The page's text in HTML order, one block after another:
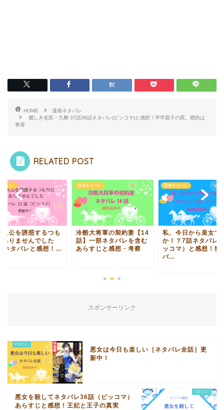
HOME
漫画ネタバレ
麗しき名医・九卿 37話38話ネタバレ(ピッコマ)と感想！芊芊親子の罠。標的は
青蓉
RELATED POST
タバレ
人公を誘惑するつも
ありませんでした
ネタバレと感想！...
漫画ネタバレ
冷酷大将軍の契約妻【14
話】一部ネタバレを含む
あらすじと感想・考察
漫画ネタバレ
私、今日から皇女で
か！？7話ネタバレ
ッコマ）と感想！独
バ...
スポンサーリンク
悪女は今日も楽しい［ネタバレ全話］更
新中！
悪女を殺してネタバレ36話（ピッコマ）
あらすじと感想！王妃と王子の真実